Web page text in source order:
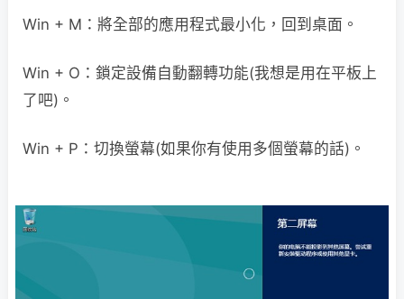
Win + M：將全部的應用程式最小化，回到桌面。
Win + O：鎖定設備自動翻轉功能(我想是用在平板上
了吧)。
Win + P：切換螢幕(如果你有使用多個螢幕的話)。